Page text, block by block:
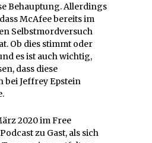
Behauptung. Allerdings
McAfee bereits im
Selbstmordversuch
Ob dies stimmt oder
es ist auch wichtig,
dass diese
bei Jeffrey Epstein
2020 im Free
zu Gast, als sich